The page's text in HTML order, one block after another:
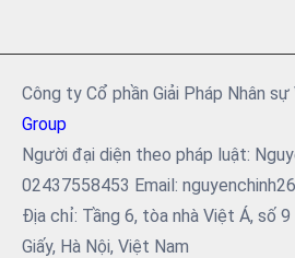
Công ty Cổ phần Giải Pháp Nhân
Group
Người đại diện theo pháp luật:
02437558453 Email:
Địa chỉ: Tầng 6, tòa nhà Việt Á, số 9
Giấy, Hà Nội, Việt Nam